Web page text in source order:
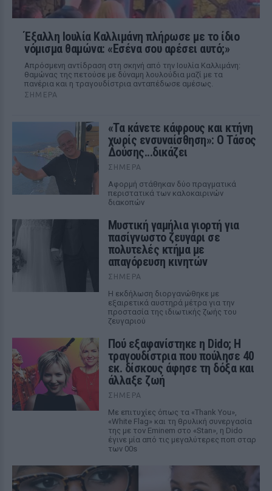
Έξαλλη Ιουλία Καλλιμάνη πλήρωσε με το ίδιο
νόμισμα θαμώνα: «Εσένα σου αρέσει αυτό;»
Απρόσμενη αντίδραση στη σκηνή από την Ιουλία Καλλιμάνη:
θαμώνας της πετούσε με δύναμη λουλούδια μαζί με τα
πανέρια και η τραγουδίστρια ανταπέδωσε αμέσως.
ΣΉΜΕΡΑ
«Τα κάνετε κάφρους και κτήνη
χωρίς ενσυναίσθηση»: Ο Τάσος
Δούσης...δικάζει
ΣΉΜΕΡΑ
Αφορμή στάθηκαν δύο πραγματικά
περιστατικά των καλοκαιρινών
διακοπών
Μυστική γαμήλια γιορτή για
πασίγνωστο ζευγάρι σε
πολυτελές κτήμα με
απαγόρευση κινητών
ΣΉΜΕΡΑ
Η εκδήλωση διοργανώθηκε με
εξαιρετικά αυστηρά μέτρα για την
προστασία της ιδιωτικής ζωής του
ζευγαριού
Πού εξαφανίστηκε η Dido; Η
τραγουδίστρια που πούλησε 40
εκ. δίσκους άφησε τη δόξα και
άλλαξε ζωή
ΣΉΜΕΡΑ
Με επιτυχίες όπως τα «Thank You»,
«White Flag» και τη θρυλική συνεργασία
της με τον Eminem στο «Stan», η Dido
έγινε μία από τις μεγαλύτερες ποπ σταρ
των 00s